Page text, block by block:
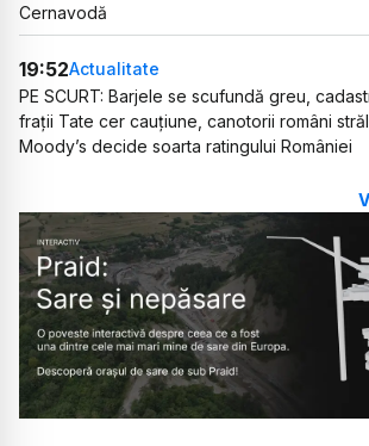
Cernavodă
19:52Actualitate
PE SCURT: Barjele se scufundă greu,
frații Tate cer cauțiune, canotorii români
Moody’s decide soarta ratingului României